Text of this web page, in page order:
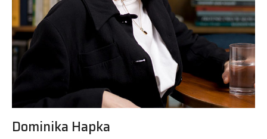
Dominika Hapka